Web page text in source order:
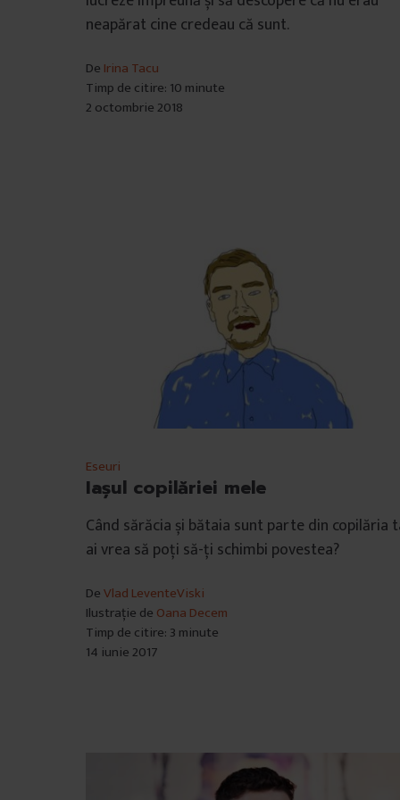
neapărat cine credeau că sunt.
De Irina Tacu
Timp de citire: 10 minute
2 octombrie 2018
Eseuri
Iașul copilăriei mele
Când sărăcia și bătaia sunt parte din copilăria
ai vrea să poți să-ți schimbi povestea?
DeVlad LeventeViski
Ilustrație de Oana Decem
Timp de citire: 3 minute
14 iunie 2017